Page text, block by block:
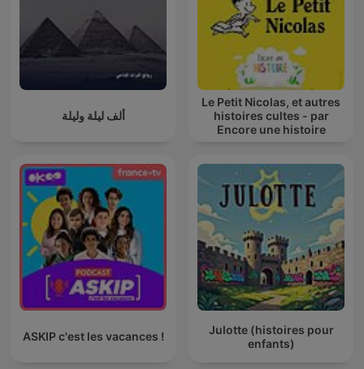
ألف ليلة وليلة
Le Petit Nicolas, et autres
histoires cultes - par
Encore une histoire
ASKIP c'est les vacances !
Julotte (histoires pour
enfants)